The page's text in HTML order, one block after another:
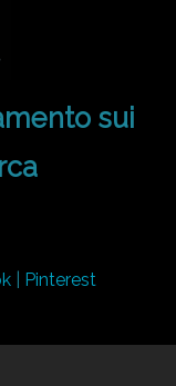
sui
| Pinterest